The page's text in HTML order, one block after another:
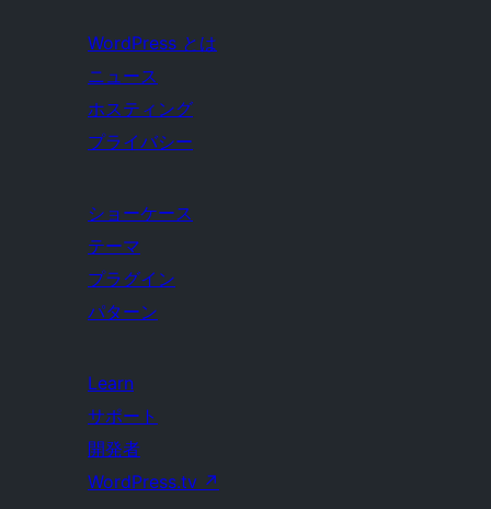
WordPress とは
ニュース
ホスティング
プライバシー
ショーケース
テーマ
プラグイン
パターン
Learn
サポート
開発者
WordPress.tv ↗